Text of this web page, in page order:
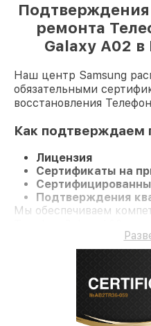
ремонта
Galaxy A02
Наш центр Samsung
обязательными
восстановления
Как подтверждаем
Лицензия
Сертификаты на
Подтверждения
Мы обеспечиваем